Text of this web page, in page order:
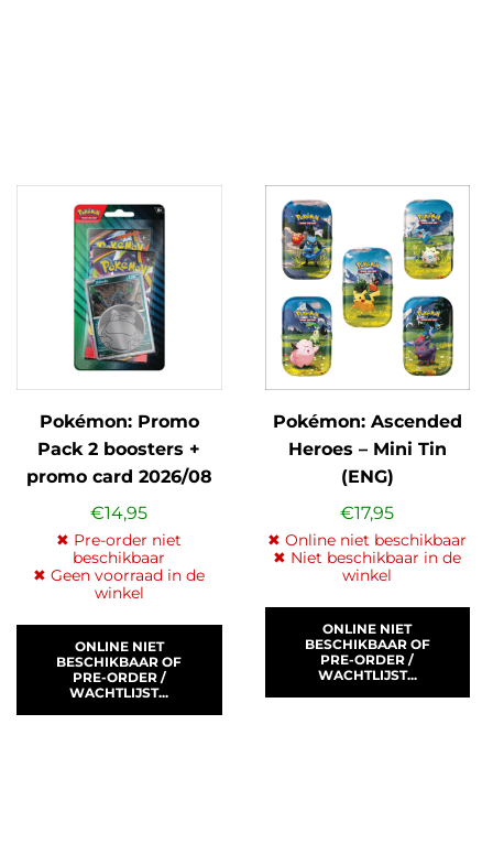
Pokémon: Promo
Pack 2 boosters +
promo card 2026/08
(ENG)
€14,95
✖ Pre-order niet
beschikbaar
✖ Geen voorraad in de
winkel
ONLINE NIET
BESCHIKBAAR OF
PRE-ORDER /
WACHTLIJST...
Pokémon: Ascended
Heroes – Mini Tin
(ENG)
€17,95
✖ Online niet beschikbaar
✖ Niet beschikbaar in de
winkel
ONLINE NIET
BESCHIKBAAR OF
PRE-ORDER /
WACHTLIJST...